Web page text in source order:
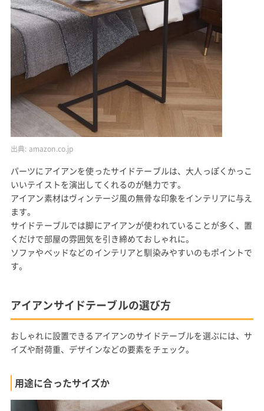
出典: amazon.co.jp
パーツにアイアンを使ったサイドテーブルは、大人っぽくかっこ
いいテイストを演出してくれるのが魅力です。
アイアン素材はヴィンテージ風の無骨な印象をインテリアに与え
ます。
サイドテーブルでは脚にアイアンが使われていることが多く、置
くだけで部屋の雰囲気を引き締めておしゃれに。
ソファやベッドなどのインテリアと馴染みやすいのもポイントで
す。
アイアンサイドテーブルの選び方
おしゃれに設置できるアイアンのサイドテーブルを選ぶには、サ
イズや耐荷重、デザインなどの要素をチェック。
用途に合ったサイズか